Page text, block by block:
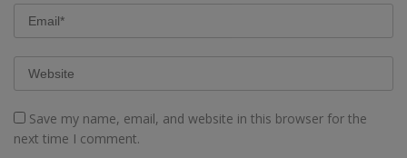
Save my name, email, and website in this browser for the
next time I comment.